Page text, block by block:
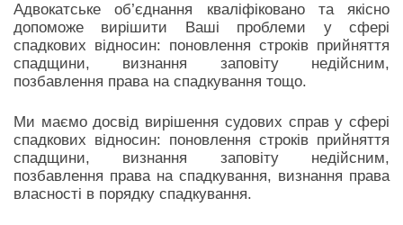
Адвокатське об’єднання кваліфіковано та якісно
допоможе вирішити Ваші проблеми у сфері
спадкових відносин: поновлення строків прийняття
спадщини, визнання заповіту недійсним,
позбавлення права на спадкування тощо.
Ми маємо досвід вирішення судових справ у сфері
спадкових відносин: поновлення строків прийняття
спадщини, визнання заповіту недійсним,
позбавлення права на спадкування, визнання права
власності в порядку спадкування.